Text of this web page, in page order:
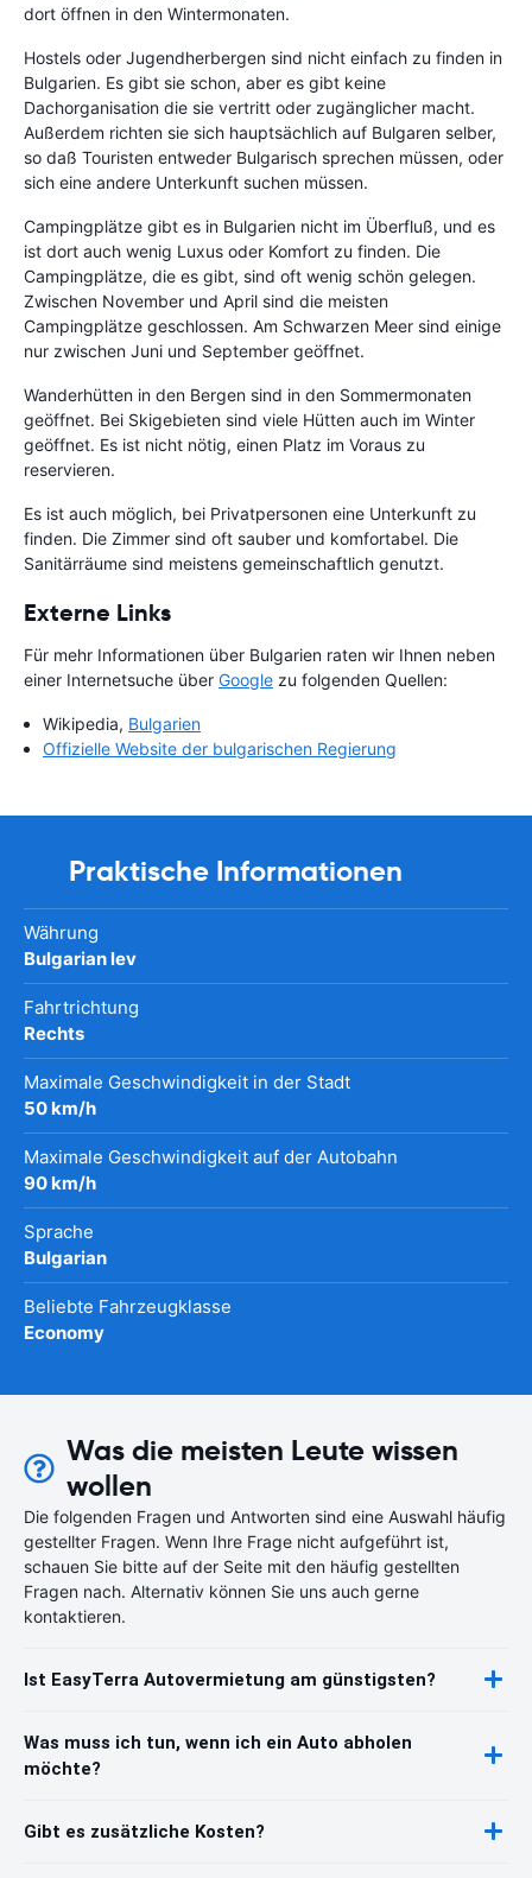
dort öffnen in den Wintermonaten.
Hostels oder Jugendherbergen sind nicht einfach zu finden in
Bulgarien. Es gibt sie schon, aber es gibt keine
Dachorganisation die sie vertritt oder zugänglicher macht.
Außerdem richten sie sich hauptsächlich auf Bulgaren selber,
so daß Touristen entweder Bulgarisch sprechen müssen, oder
sich eine andere Unterkunft suchen müssen.
Campingplätze gibt es in Bulgarien nicht im Überfluß, und es
ist dort auch wenig Luxus oder Komfort zu finden. Die
Campingplätze, die es gibt, sind oft wenig schön gelegen.
Zwischen November und April sind die meisten
Campingplätze geschlossen. Am Schwarzen Meer sind einige
nur zwischen Juni und September geöffnet.
Wanderhütten in den Bergen sind in den Sommermonaten
geöffnet. Bei Skigebieten sind viele Hütten auch im Winter
geöffnet. Es ist nicht nötig, einen Platz im Voraus zu
reservieren.
Es ist auch möglich, bei Privatpersonen eine Unterkunft zu
finden. Die Zimmer sind oft sauber und komfortabel. Die
Sanitärräume sind meistens gemeinschaftlich genutzt.
Externe Links
Für mehr Informationen über Bulgarien raten wir Ihnen neben
einer Internetsuche über Google zu folgenden Quellen:
Wikipedia, Bulgarien
Offizielle Website der bulgarischen Regierung
Praktische Informationen
Währung
Bulgarian lev
Fahrtrichtung
Rechts
Maximale Geschwindigkeit in der Stadt
50 km/h
Maximale Geschwindigkeit auf der Autobahn
90 km/h
Sprache
Bulgarian
Beliebte Fahrzeugklasse
Economy
Was die meisten Leute wissen
wollen
Die folgenden Fragen und Antworten sind eine Auswahl häufig
gestellter Fragen. Wenn Ihre Frage nicht aufgeführt ist,
schauen Sie bitte auf der Seite mit den häufig gestellten
Fragen nach. Alternativ können Sie uns auch gerne
kontaktieren.
Ist EasyTerra Autovermietung am günstigsten?
Was muss ich tun, wenn ich ein Auto abholen
möchte?
Gibt es zusätzliche Kosten?